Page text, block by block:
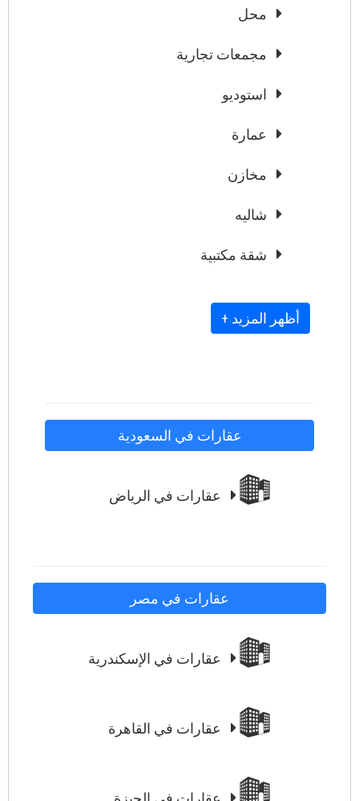
محل
مجمعات تجارية
استوديو
عمارة
مخازن
شاليه
شقة مكتبية
+ أظهر المزيد
عقارات في السعودية
عقارات في الرياض
عقارات في مصر
عقارات في الإسكندرية
عقارات في القاهرة